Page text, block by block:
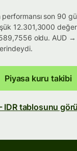
son 90
12.301,3000
oldu. AUD →
Piyasa kuru takibi
IDR tablosunu